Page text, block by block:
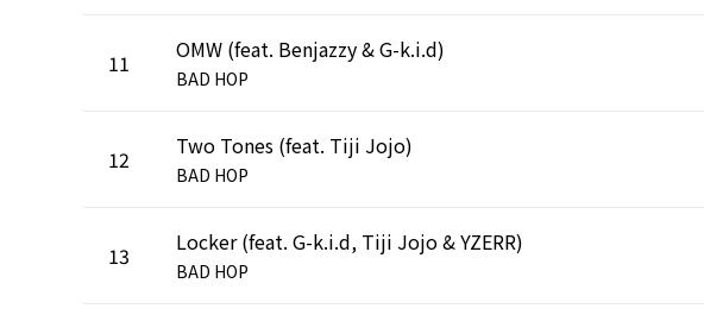
11 OMW (feat. Benjazzy & G-k.i.d)
BAD HOP
12 Two Tones (feat. Tiji Jojo)
BAD HOP
13 Locker (feat. G-k.i.d, Tiji Jojo & YZERR)
BAD HOP